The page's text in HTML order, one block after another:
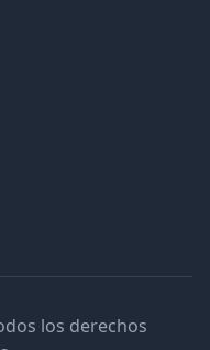
los derechos